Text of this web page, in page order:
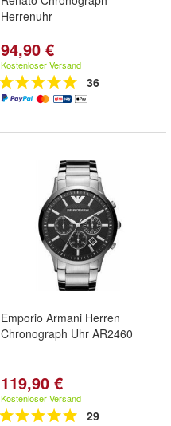
Herrenuhr
94,90 €
Kostenloser Versand
36
Emporio Armani Herren
Chronograph Uhr AR2460
119,90 €
Kostenloser Versand
29